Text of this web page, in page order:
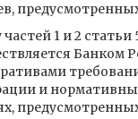
частей 1 и 2
Банком
и